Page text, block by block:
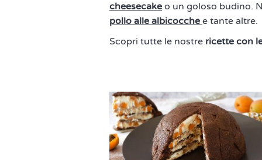
cheesecake o un goloso budino.
pollo alle albicocche e tante altre.
Scopri tutte le nostre ricette con